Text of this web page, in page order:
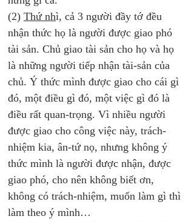
(2) Thứ nhì, cả 3 người đầy tớ đều
nhận thức họ là người được giao phó
tài sản. Chủ giao tài sản cho họ và họ
là những người tiếp nhận tài-sản của
chủ. Ý thức mình được giao cho cái gì
đó, một điều gì đó, một việc gì đó là
điều rất quan-trọng. Vì nhiều người
được giao cho công việc này, trách-
nhiệm kia, ân-tứ nọ, nhưng không ý
thức mình là người được nhận, được
giao phó, cho nên không biết ơn,
không có trách-nhiệm, muốn làm gì thì
làm theo ý mình…